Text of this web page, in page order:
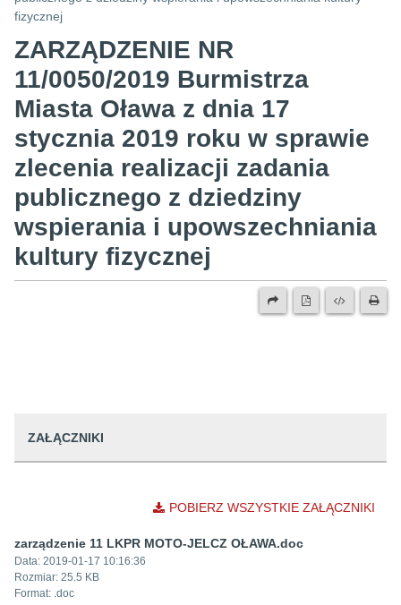
fizycznej
ZARZĄDZENIE NR
11/0050/2019 Burmistrza
Miasta Oława z dnia 17
stycznia 2019 roku w sprawie
zlecenia realizacji zadania
publicznego z dziedziny
wspierania i upowszechniania
kultury fizycznej
ZAŁĄCZNIKI
POBIERZ WSZYSTKIE ZAŁĄCZNIKI
zarządzenie 11 LKPR MOTO-JELCZ OŁAWA.doc
Data: 2019-01-17 10:16:36
Rozmiar: 25.5 KB
Format: .doc